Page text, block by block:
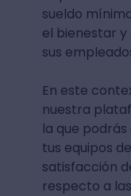
sueldo
el bienestar
sus
En este
nuestra
la que
tus equipos
satisfacción
respecto a